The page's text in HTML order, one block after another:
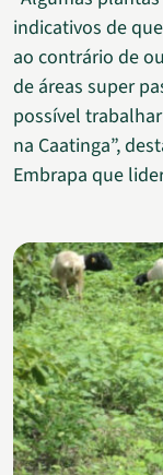
indicativos de
ao contrário de
de áreas super
possível
na Caatinga”,
Embrapa que